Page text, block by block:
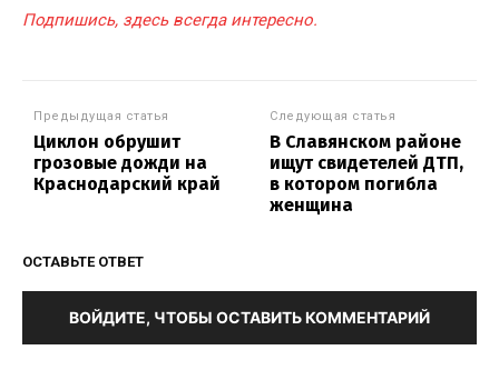
Подпишись, здесь всегда интересно.
Предыдущая статья
Циклон обрушит
грозовые дожди на
Краснодарский край
Следующая статья
В Славянском районе
ищут свидетелей ДТП,
в котором погибла
женщина
ОСТАВЬТЕ ОТВЕТ
ВОЙДИТЕ, ЧТОБЫ ОСТАВИТЬ КОММЕНТАРИЙ